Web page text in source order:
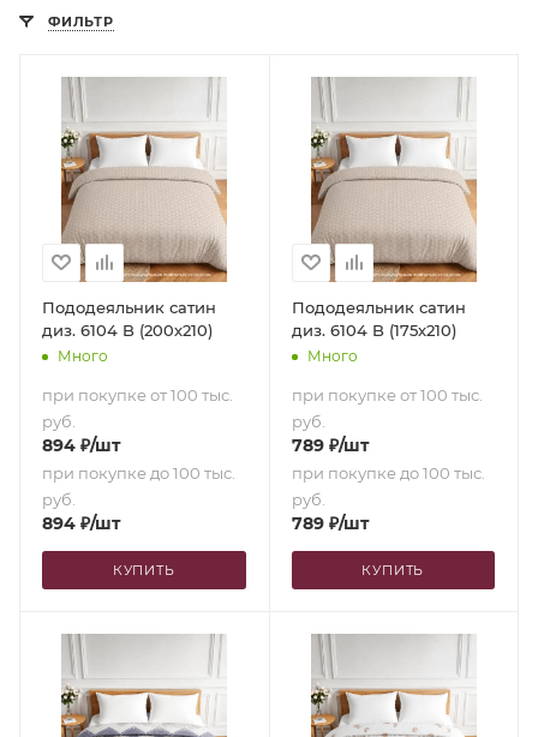
ФИЛЬТР
Пододеяльник сатин
диз. 6104 B (200х210)
Много
при покупке от 100 тыс.
руб.
894 ₽/шт
при покупке до 100 тыс.
руб.
894 ₽/шт
КУПИТЬ
Пододеяльник сатин
диз. 6104 B (175х210)
Много
при покупке от 100 тыс.
руб.
789₽/шт
при покупке до 100 тыс.
руб.
789₽/шт
КУПИТЬ